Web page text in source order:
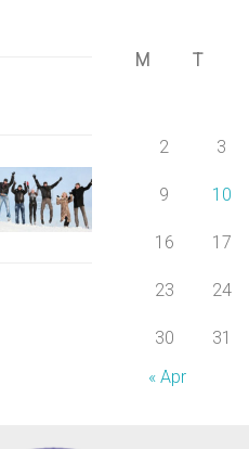
M T
2 3
9 10
16 17
23 24
30
31
« Apr